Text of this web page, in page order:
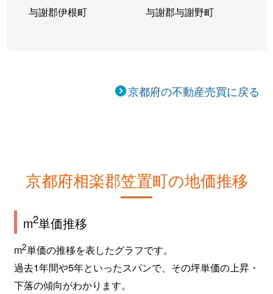
与謝郡伊根町 与謝郡与謝野町
京都府の不動産売買に戻る
京都府相楽郡笠置町の地価推移
m2単価推移
m2単価の推移を表したグラフです。
過去1年間や5年といったスパンで、その坪単価の上昇・
下落の傾向がわかります。